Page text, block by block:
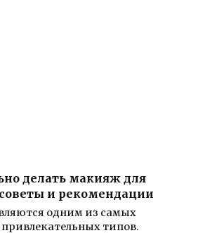
делать макияж для
и рекомендации
одним из самых
типов.